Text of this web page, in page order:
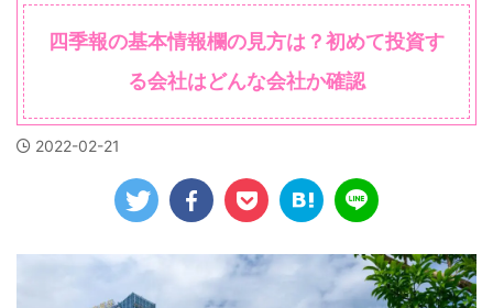
四季報の基本情報欄の見方は？初めて投資す
る会社はどんな会社か確認
2022-02-21